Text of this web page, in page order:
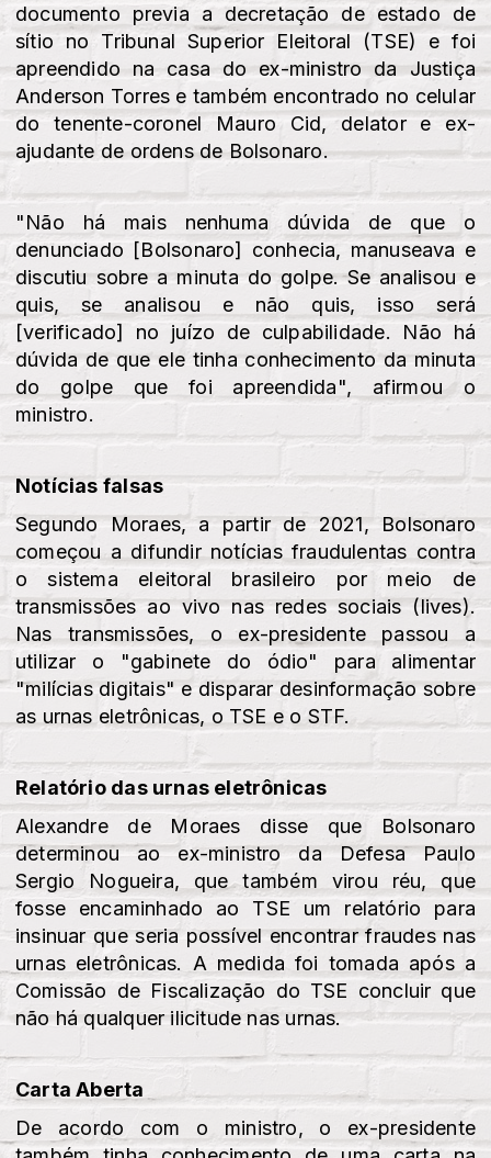
documento previa a decretação de estado de
sítio no Tribunal Superior Eleitoral (TSE) e foi
apreendido na casa do ex-ministro da Justiça
Anderson Torres e também encontrado no celular
do tenente-coronel Mauro Cid, delator e ex-
ajudante de ordens de Bolsonaro.
"Não há mais nenhuma dúvida de que o
denunciado [Bolsonaro] conhecia, manuseava e
discutiu sobre a minuta do golpe. Se analisou e
quis, se analisou e não quis, isso será
[verificado] no juízo de culpabilidade. Não há
dúvida de que ele tinha conhecimento da minuta
do golpe que foi apreendida", afirmou o
ministro.
Notícias falsas
Segundo Moraes, a partir de 2021, Bolsonaro
começou a difundir notícias fraudulentas contra
o sistema eleitoral brasileiro por meio de
transmissões ao vivo nas redes sociais (lives).
Nas transmissões, o ex-presidente passou a
utilizar o "gabinete do ódio" para alimentar
"milícias digitais" e disparar desinformação sobre
as urnas eletrônicas, o TSE e o STF.
Relatório das urnas eletrônicas
Alexandre de Moraes disse que Bolsonaro
determinou ao ex-ministro da Defesa Paulo
Sergio Nogueira, que também virou réu, que
fosse encaminhado ao TSE um relatório para
insinuar que seria possível encontrar fraudes nas
urnas eletrônicas. A medida foi tomada após a
Comissão de Fiscalização do TSE concluir que
não há qualquer ilicitude nas urnas.
Carta Aberta
De acordo com o ministro, o ex-presidente